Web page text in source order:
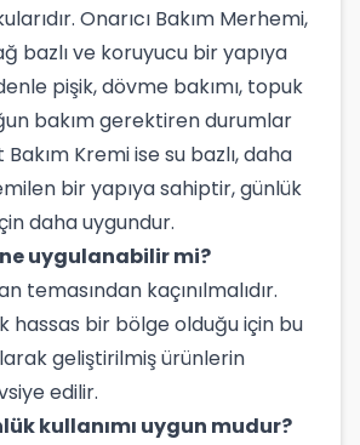
Onarıcı Bakım Merhemi,
bazlı ve koruyucu bir yapıya
pişik, dövme bakımı, topuk
bakım gerektiren durumlar
Kremi ise su bazlı, daha
bir yapıya sahiptir, günlük
daha uygundur.
uygulanabilir mi?
temasından kaçınılmalıdır.
hassas bir bölge olduğu için bu
geliştirilmiş ürünlerin
edilir.
kullanımı uygun mudur?